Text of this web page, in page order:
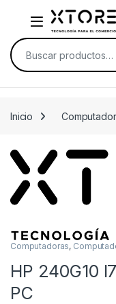
Skip to navigation
Skip to content
Buscar por:
Inicio
Computadoras,
HP 240G10
PC